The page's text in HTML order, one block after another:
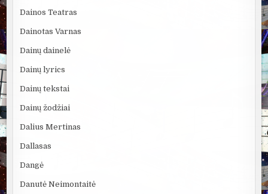
Dainos Teatras
Dainotas Varnas
Dainų dainelė
Dainų lyrics
Dainų tekstai
Dainų žodžiai
Dalius Mertinas
Dallasas
Dangė
Danutė Neimontaitė